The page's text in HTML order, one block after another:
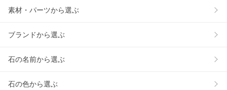
素材・パーツから選ぶ
ブランドから選ぶ
石の名前から選ぶ
石の色から選ぶ